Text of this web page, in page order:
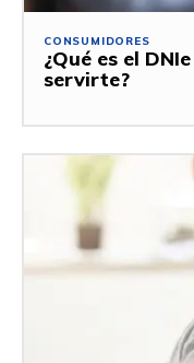
CONSUMIDORES
¿Qué es el
servirte?